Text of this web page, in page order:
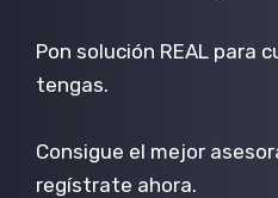
Pon solución REAL para
tengas.
Consigue el mejor
regístrate ahora.